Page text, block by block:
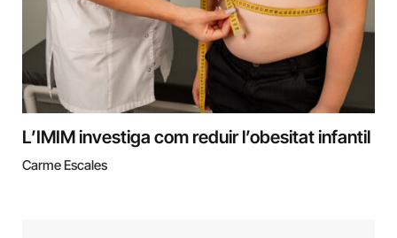
L’IMIM investiga com reduir l’obesitat infantil
Carme Escales